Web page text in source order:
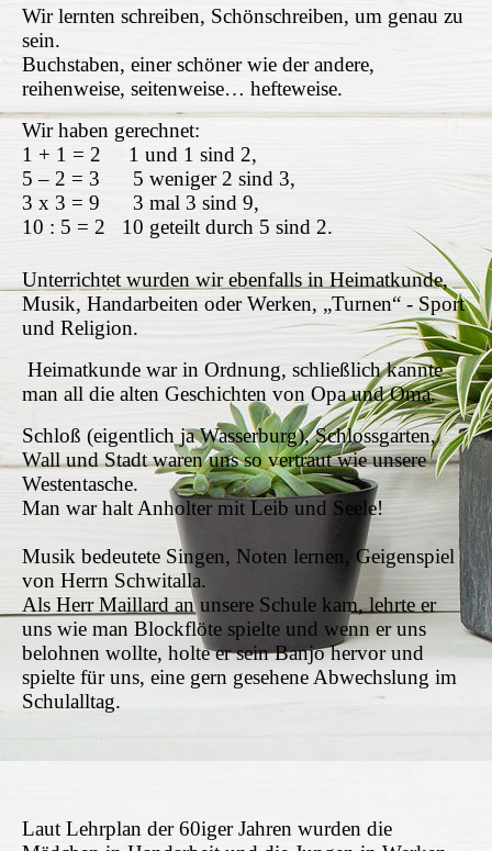
Wir lernten schreiben, Schönschreiben, um genau zu
sein.
Buchstaben, einer schöner wie der andere,
reihenweise, seitenweise… hefteweise.
Wir haben gerechnet:
1 + 1 = 2 1 und 1 sind 2,
5 – 2 = 3 5 weniger 2 sind 3,
3 x 3 = 9 3 mal 3 sind 9,
10 : 5 = 2 10 geteilt durch 5 sind 2.
Unterrichtet wurden wir ebenfalls in Heimatkunde,
Musik, Handarbeiten oder Werken, „Turnen“ - Sport
und Religion.
Heimatkunde war in Ordnung, schließlich kannte
man all die alten Geschichten von Opa und Oma.
Schloß (eigentlich ja Wasserburg), Schlossgarten,
Wall und Stadt waren uns so vertraut wie unsere
Westentasche.
Man war halt Anholter mit Leib und Seele!
Musik bedeutete Singen, Noten lernen, Geigenspiel
von Herrn Schwitalla.
Als Herr Maillard an unsere Schule kam, lehrte er
uns wie man Blockflöte spielte und wenn er uns
belohnen wollte, holte er sein Banjo hervor und
spielte für uns, eine gern gesehene Abwechslung im
Schulalltag.
Laut Lehrplan der 60iger Jahren wurden die